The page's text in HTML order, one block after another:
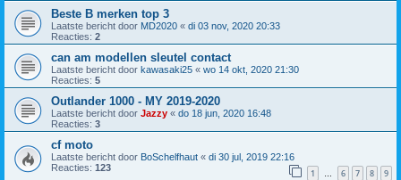
Beste B merken top 3
Laatste bericht door MD2020 « di 03 nov, 2020 20:33
Reacties: 2
can am modellen sleutel contact
Laatste bericht door kawasaki25 « wo 14 okt, 2020 21:30
Reacties: 5
Outlander 1000 - MY 2019-2020
Laatste bericht door Jazzy « do 18 jun, 2020 16:48
Reacties: 3
cf moto
Laatste bericht door BoSchelfhaut « di 30 jul, 2019 22:16
Reacties: 123 1 … 6 7 8 9